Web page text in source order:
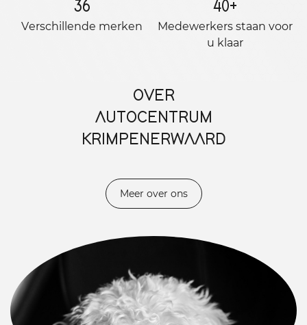
36
Verschillende merken
40+
Medewerkers staan ​​voor
u klaar
OVER
AUTOCENTRUM
KRIMPENERWAARD
Meer over ons